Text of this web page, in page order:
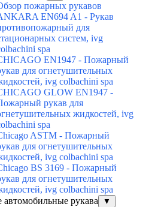
пожарных рукавов
EN694 A1 - Рукав
для
систем, ivg
spa
EN1947 - Пожарный
для огнетушительных
ivg colbachini spa
GLOW EN1947 -
рукав для
жидкостей, ivg
spa
ASTM - Пожарный
для огнетушительных
ivg colbachini spa
BS 3169 - Пожарный
для огнетушительных
ivg colbachini spa
автомобильные рукава
▼